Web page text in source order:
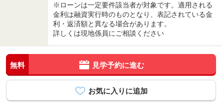
※ローンは一定要件該当者が対象です。適用される
金利は融資実行時のものとなり、表記されている金
利・返済額と異なる場合があります。
詳しくは現地係員にご相談ください
無料 見学予約に進む